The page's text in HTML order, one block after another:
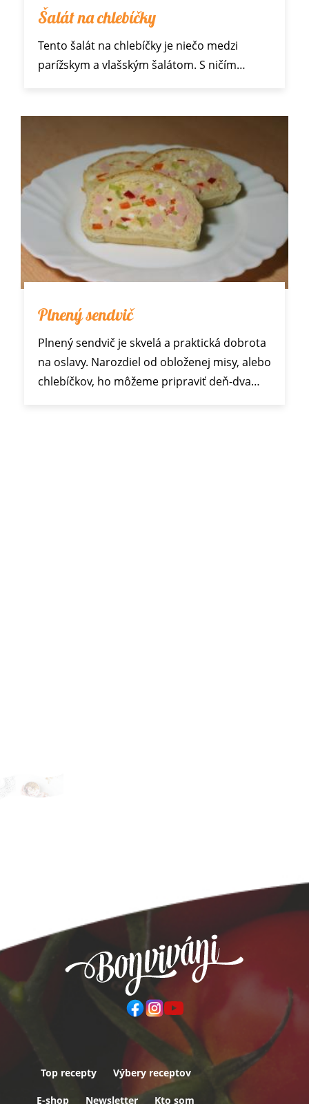
Šalát na chlebíčky
Tento šalát na chlebíčky je niečo medzi
parížskym a vlašským šalátom. S ničím…
Plnený sendvič
Plnený sendvič je skvelá a praktická dobrota
na oslavy. Narozdiel od obloženej misy, alebo
chlebíčkov, ho môžeme pripraviť deň-dva…
Päta
Top recepty Výbery receptov
E-shop Newsletter Kto som